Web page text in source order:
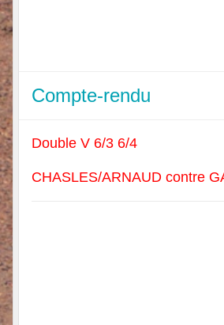
Compte-rendu
Double V 6/3 6/4
CHASLES/ARNAUD contre